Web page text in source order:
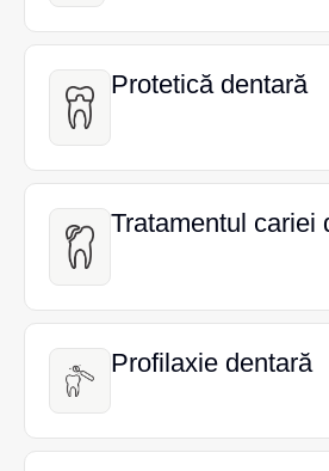
Protetică dentară
Protetică dentară
Tratamentul cariei
Tratamentul cariei
Profilaxie dentară
Profilaxie dentară